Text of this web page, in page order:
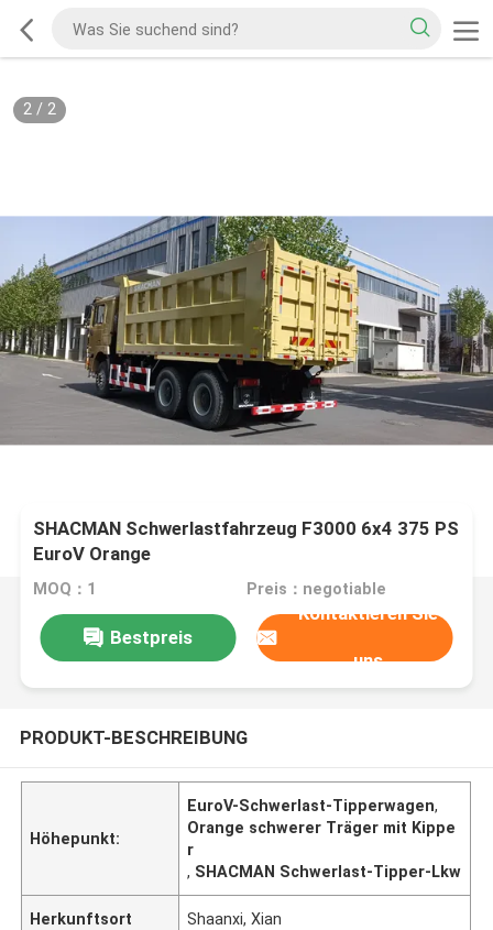
2/ 2
SHACMAN Schwerlastfahrzeug F3000 6x4 375 PS
EuroV Orange
MOQ：1 Preis：negotiable
Bestpreis
Kontaktieren Sie
uns
PRODUKT-BESCHREIBUNG
Höhepunkt:
EuroV-Schwerlast-Tipperwagen,
Orange schwerer Träger mit Kippe
r
, SHACMAN Schwerlast-Tipper-Lkw
Herkunftsort Shaanxi, Xian